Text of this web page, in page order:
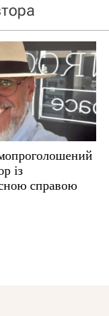
із
справою